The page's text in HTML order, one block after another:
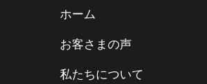
ホーム
お客さまの声
私たちについて